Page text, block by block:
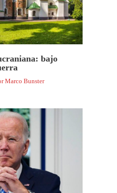
bajo
Marco Bunster